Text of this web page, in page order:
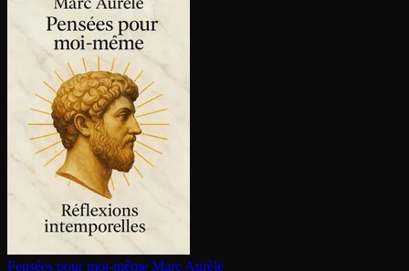
Pensées pour moi-même Marc Aurèle